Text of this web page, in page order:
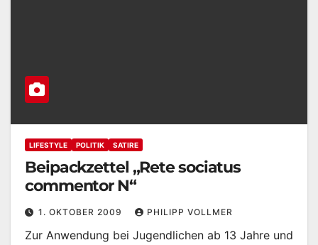
LIFESTYLE POLITIK SATIRE
Beipackzettel „Rete sociatus
commentor N“
1. OKTOBER 2009 PHILIPP VOLLMER
Zur Anwendung bei Jugendlichen ab 13 Jahre und